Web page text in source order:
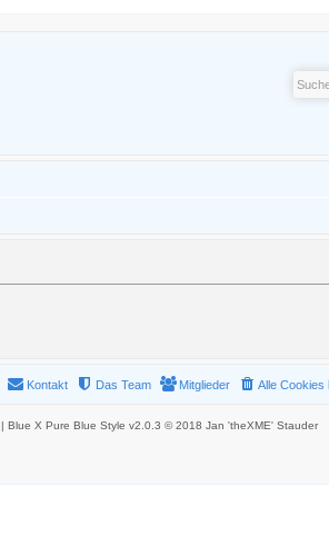
Alle Cookies
Mitglieder
Das Team
Kontakt
| Blue X Pure Blue Style v2.0.3 © 2018 Jan 'theXME' Stauder